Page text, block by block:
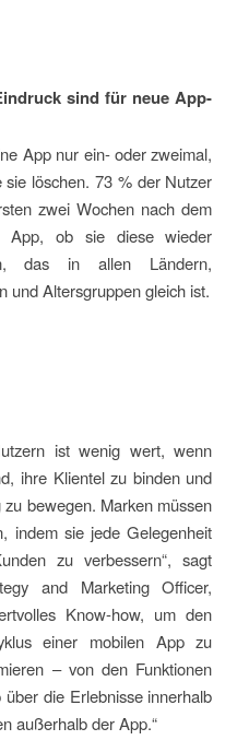
sind für neue App-
App nur ein- oder zweimal,
löschen. 73 % der Nutzer
zwei Wochen nach dem
App, ob sie diese wieder
das in allen Ländern,
und Altersgruppen gleich ist.
ist wenig wert, wenn
ihre Klientel zu binden und
bewegen. Marken müssen
indem sie jede Gelegenheit
zu verbessern“, sagt
and Marketing Officer,
Know-how, um den
einer mobilen App zu
– von den Funktionen
die Erlebnisse innerhalb
außerhalb der App.“